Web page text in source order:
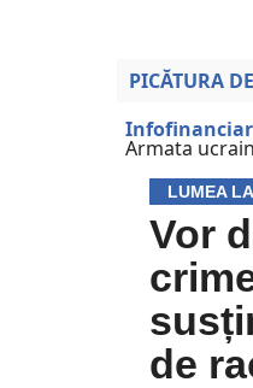
PICĂTURA
Infofinanciar
Armata
LUMEA
Vor
de